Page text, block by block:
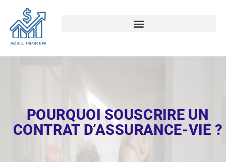
POURQUOI SOUSCRIRE UN
CONTRAT D’ASSURANCE-VIE ?